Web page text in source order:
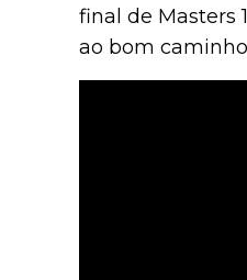
final de Masters
ao bom